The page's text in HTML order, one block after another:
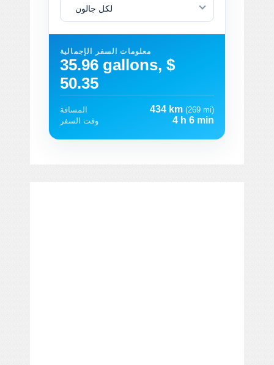
لكل جالون
معلومات السفر الإجمالية
35.96 gallons, $
50.35
المسافة 434 km (269 mi)
وقت السفر
4 h 6 min